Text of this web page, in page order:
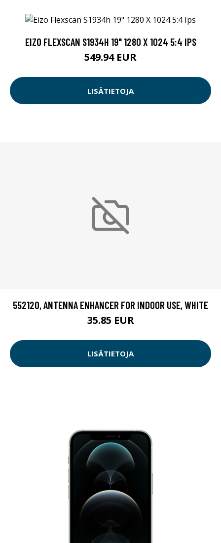
EIZO FLEXSCAN S1934H 19" 1280 X 1024 5:4 IPS
549.94 EUR
LISÄTIETOJA
552120, ANTENNA ENHANCER FOR INDOOR USE, WHITE
35.85 EUR
LISÄTIETOJA